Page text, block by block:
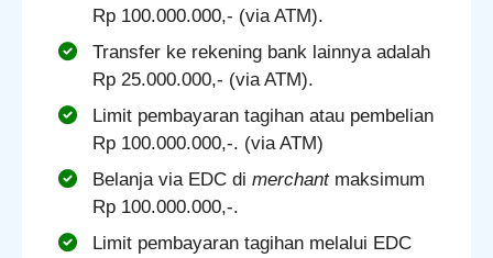
Rp 100.000.000,- (via ATM).
Transfer ke rekening bank lainnya adalah
Rp 25.000.000,- (via ATM).
Limit pembayaran tagihan atau pembelian
Rp 100.000.000,-. (via ATM)
Belanja via EDC di merchantmaksimum
Rp 100.000.000,-.
Limit pembayaran tagihan melalui EDC